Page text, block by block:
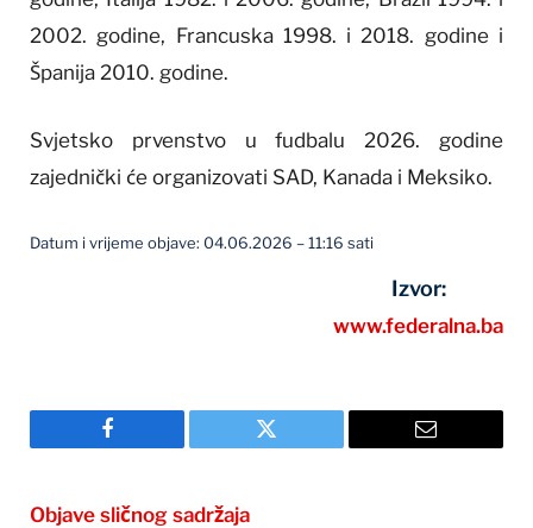
2002. godine, Francuska 1998. i 2018. godine i
Španija 2010. godine.
Svjetsko prvenstvo u fudbalu 2026. godine
zajednički će organizovati SAD, Kanada i Meksiko.
Datum i vrijeme objave: 04.06.2026 – 11:16 sati
Izvor:
www.federalna.ba
Facebook Twitter Email
Objave sličnog sadržaja